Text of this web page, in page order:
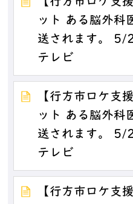
ット ある脳外科
送されます。
テレビ
【行方市ロケ支
ット ある脳外科
送されます。
テレビ
【行方市ロケ支